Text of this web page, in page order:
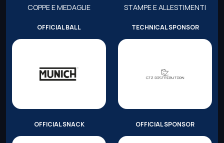
COPPE E MEDAGLIE STAMPE E ALLESTIMENTI
OFFICIAL BALL TECHNICAL SPONSOR
OFFICIAL SNACK OFFICIAL SPONSOR